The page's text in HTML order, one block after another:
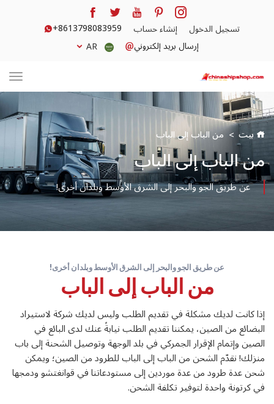
تسجيل الدخول إنشاء حساب
+8613798083959
إرسال بريد إلكتروني
AR
بيت من الباب إلى الباب
من الباب إلى الباب
عن طريق الجو والبحر إلى الشرق الأوسط وبلدان أخرى!
عن طريق الجو والبحر إلى الشرق الأوسط وبلدان أخرى!
من الباب إلى الباب
إذا كانت لديك مشكلة في تقديم الطلب وليس لديك شركة لاستيراد
البضائع من الصين، يمكننا تقديم الطلب نيابةً عنك لدى البائع في
الصين وإتمام الإقرار الجمركي في بلد الوجهة وتوصيل الشحنة إلى باب
منزلك! نقدّم الشحن من الباب إلى الباب للطرود من الصين؛ ويمكن
شحن عدة طرود من عدة موردين إلى مستودعاتنا في قوانغتشو ودمجها
في كرتونة واحدة لتوفير تكلفة الشحن.